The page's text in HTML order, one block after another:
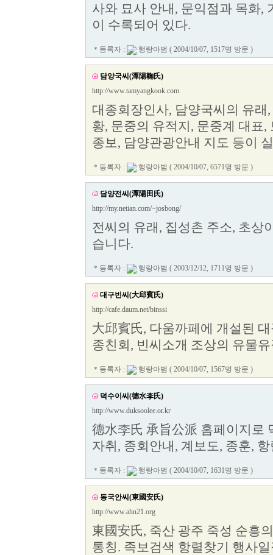
사와 묘사 안내, 문익점과 목화,
이 수록되어 있다.
＊등록자 : 행랑아범 ( 2004/10/07, 1517명 방문 )
담양국씨(潭陽鞠氏)
http://www.tamyangkook.com
대종회장인사, 담양국씨의 유래
황, 문중의 유적지, 문중계 대표
종보, 담양관광안내 지도 등이
＊등록자 : 행랑아범 ( 2004/10/07, 6571명 방문 )
담양전씨(潭陽田氏)
http://my.netian.com/~josbong/
전씨의 유래, 집성촌 주소, 초상
습니다.
＊등록자 : 행랑아범 ( 2003/12/12, 1711명 방문 )
대구빈씨(大邱賓氏)
http://cafe.daum.net/binssi
大邱賓氏, 다움까페에 개설된
종친회, 빈씨소개 조상의 유물
＊등록자 : 행랑아범 ( 2004/10/07, 1567명 방문 )
덕수이씨(德水李氏)
http://www.duksoolee.or.kr
德水李氏 承旨公派 홈페이지로
자취, 종회안내, 계보도, 종훈,
＊등록자 : 행랑아범 ( 2004/10/07, 1631명 방문 )
동국안씨(東國安氏)
http://www.ahn21.org
東國安氏, 죽산 광주 죽성 순흥
통칭. 족보검색 항렬찾기 행사